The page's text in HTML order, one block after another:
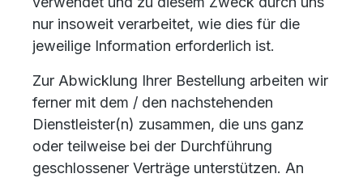
nur insoweit verarbeitet, wie dies für die
jeweilige Information erforderlich ist.
Zur Abwicklung Ihrer Bestellung arbeiten wir
ferner mit dem / den nachstehenden
Dienstleister(n) zusammen, die uns ganz
oder teilweise bei der Durchführung
geschlossener Verträge unterstützen. An